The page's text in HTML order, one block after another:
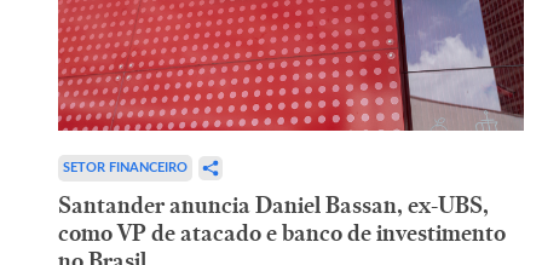
SETOR FINANCEIRO
Santander anuncia Daniel Bassan, ex-UBS,
como VP de atacado e banco de investimento